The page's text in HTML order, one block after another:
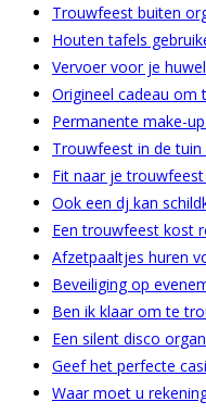
Trouwfeest buiten
Houten tafels
Vervoer voor je
Origineel cadeau om
Permanente make-
Trouwfeest in de tuin
Fit naar je
Ook een dj kan
Een trouwfeest kost
Afzetpaaltjes huren
Beveiliging op
Ben ik klaar om te
Een silent disco
Geef het perfecte
Waar moet u